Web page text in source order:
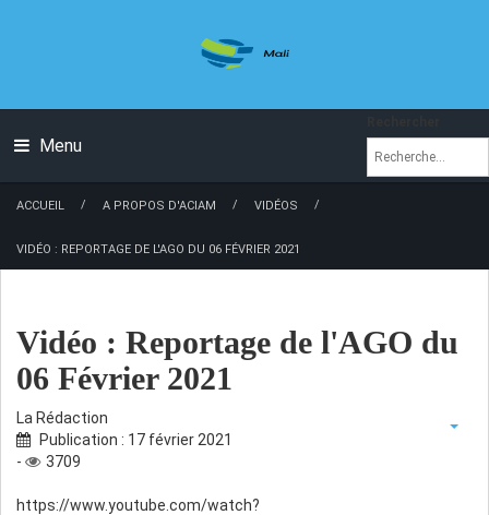
Menu
ACCUEIL / A PROPOS D'ACIAM / VIDÉOS /
VIDÉO : REPORTAGE DE L'AGO DU 06 FÉVRIER 2021
Vidéo : Reportage de l'AGO du
06 Février 2021
La Rédaction
Publication : 17 février 2021
-
3709
https://www.youtube.com/watch?